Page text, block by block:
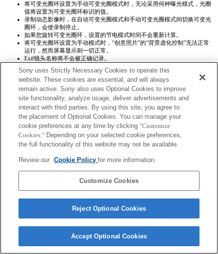
将可变光圈环设置为手动可变光圈模式时，无论采用何种曝光模式，光圈
值将设置为可变光圈环标识的值。
录制动态影像时，在自动可变光圈模式和手动可变光圈模式间切换可变光
圈环，会使录制停止。
如果您旋转可变光圈环，设置的节电模式时间不会重新计算。
将可变光圈环设置为手动模式时，“创意照片”的“背景虚化控制”无法正常
运行，然而屏幕显示则一切正常。
Exif镜头名称将不会被正确记录。
Terms of Use
Copyright 2026 Sony Corporation
Sony uses Strictly Necessary Cookies to operate this
website. These cookies are essential, and will always
remain active. Sony also uses Optional Cookies to improve
site functionality, analyze usage, deliver advertisements and
interact with third parties. By using this site, you agree to
the placement of Optional Cookies. You can manage your
cookie preferences at any time by clicking "Customize
Cookies." Depending on your selected cookie preferences,
the full functionality of this website may not be available.
Review our Cookie Policyfor more information.
Customize Cookies
Reject Optional Cookies
Accept Optional Cookies